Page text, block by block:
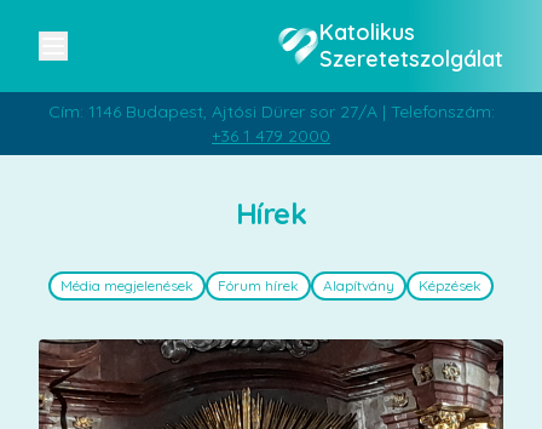
Katolikus
Szeretetszolgálat
Cím: 1146 Budapest, Ajtósi Dürer sor 27/A | Telefonszám:
+36 1 479 2000
Hírek
Média megjelenések Fórum hírek Alapítvány Képzések